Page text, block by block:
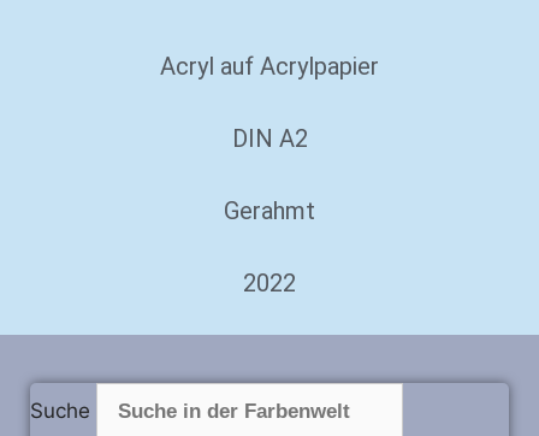
Acryl auf Acrylpapier
DIN A2
Gerahmt
2022
Suche